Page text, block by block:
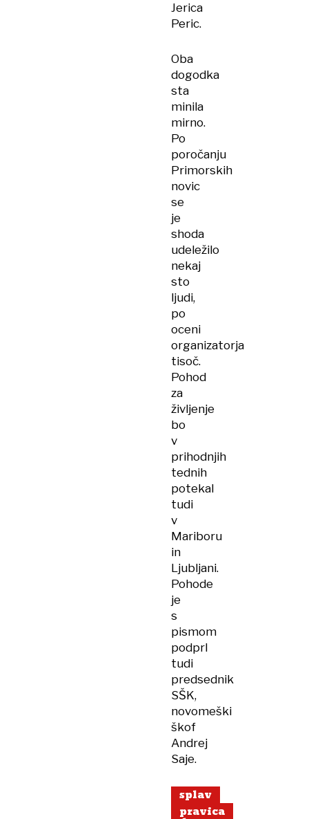
Jerica
Peric.
Oba
dogodka
sta
minila
mirno.
Po
poročanju
Primorskih
novic
se
je
shoda
udeležilo
nekaj
sto
ljudi,
po
oceni
organizatorja
tisoč.
Pohod
za
življenje
bo
v
prihodnjih
tednih
potekal
tudi
v
Mariboru
in
Ljubljani.
Pohode
je
s
pismom
podprl
tudi
predsednik
SŠK,
novomeški
škof
Andrej
Saje.
splav
pravica